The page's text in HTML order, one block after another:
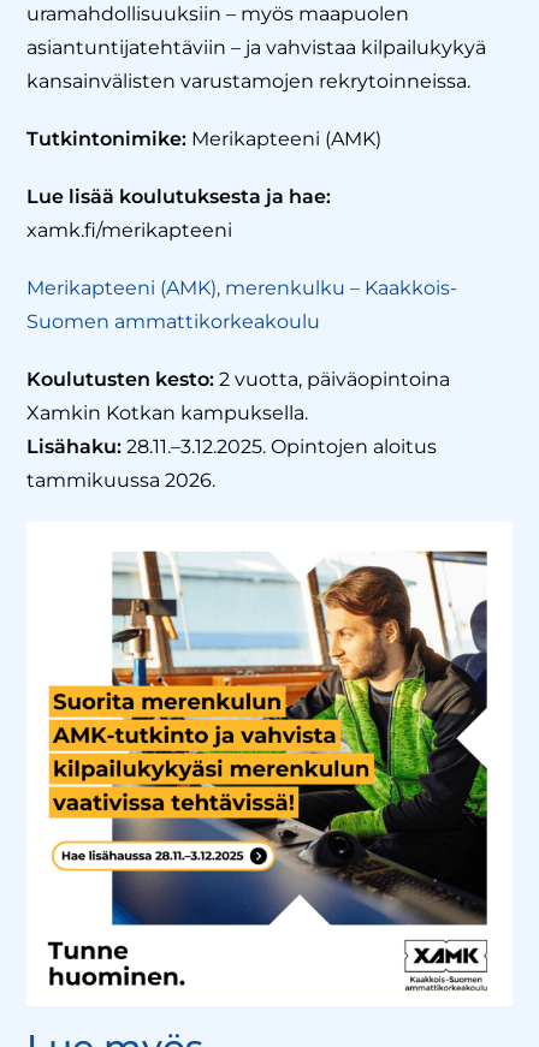
uramahdollisuuksiin – myös maapuolen
asiantuntijatehtäviin – ja vahvistaa kilpailukykyä
kansainvälisten varustamojen rekrytoinneissa.
Tutkintonimike: Merikapteeni (AMK)
Lue lisää koulutuksesta ja hae:
xamk.fi/merikapteeni
Merikapteeni (AMK), merenkulku – Kaakkois-
Suomen ammattikorkeakoulu
Koulutusten kesto: 2 vuotta, päiväopintoina
Xamkin Kotkan kampuksella.
Lisähaku: 28.11.–3.12.2025. Opintojen aloitus
tammikuussa 2026.